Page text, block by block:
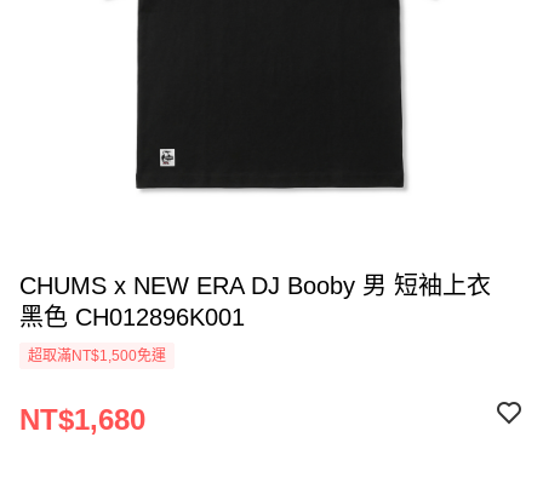
CHUMS x NEW ERA DJ Booby 男 短袖上衣
黑色 CH012896K001
超取滿NT$1,500免運
NT$1,680